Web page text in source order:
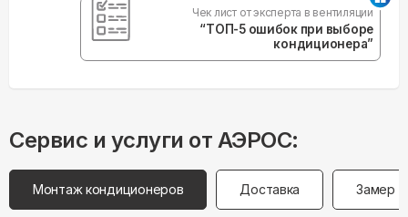
Чек лист от эксперта в вентиляции
“ТОП-5 ошибок при выборе
кондиционера”
Сервис и услуги от АЭРОС:
Монтаж кондиционеров Доставка Замер